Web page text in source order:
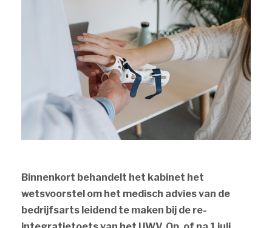
Binnenkort behandelt het kabinet het
wetsvoorstel om het medisch advies van de
bedrijfsarts leidend te maken bij de re-